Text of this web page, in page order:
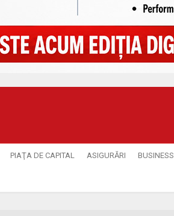
PIAŢA DE CAPITAL ASIGURĂRI BUSINESS